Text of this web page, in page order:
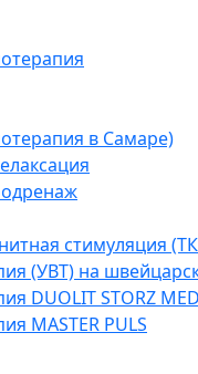
в Самаре)
стимуляция
(УВТ) на
DUOLIT STORZ
MASTER PULS